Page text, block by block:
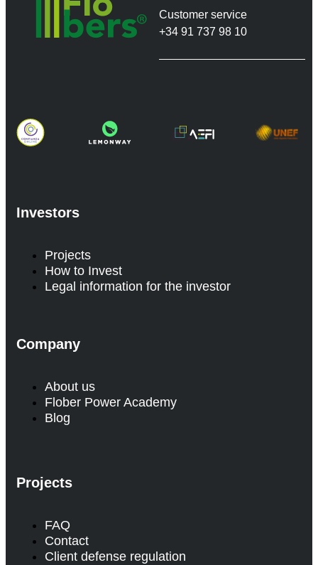
Customer service
+34 91 737 98 10
Investors
Projects
How to Invest
Legal information for the investor
Company
About us
Flober Power Academy
Blog
Projects
FAQ
Contact
Client defense regulation